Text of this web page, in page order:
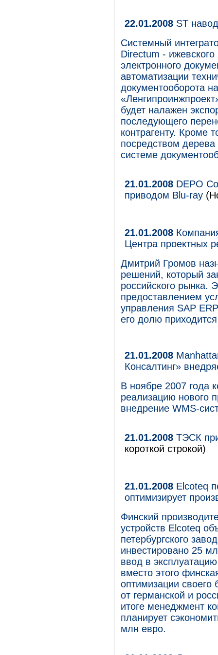
22.01.2008 ST
Системный
Directum -
электронного
автоматизации
документооборота
будет налажен
последующего
контрагенту. Кроме
посредством дерева
системе
21.01.2008 DEPO
приводом Blu-ray
21.01.2008
Центра проектных
Дмитрий Громов
решений, который
российского рынка.
предоставлением
управления SAP
его долю
21.01.2008
Консалтинг»
В ноябре 2007 года
реализацию нового
внедрение WMS-
21.01.2008 ТЭСК
короткой строкой)
21.01.2008 Elcoteq
оптимизирует
Финский
устройств Elcoteq
петербургского
инвестировано 25
ввод в
вместо этого
оптимизации своего
от германской и
итоге менеджмент
планирует
млн евро.